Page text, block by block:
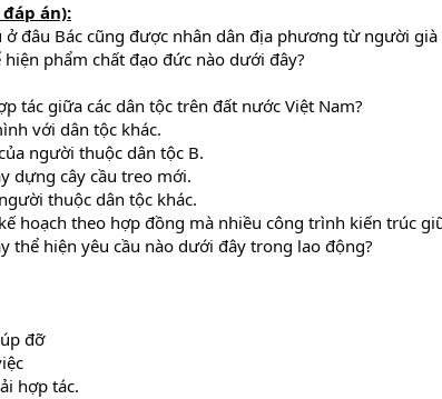
án):
đâu Bác cũng được nhân dân địa phương từ người
phẩm chất đạo đức nào dưới đây?
tác giữa các dân tộc trên đất nước Việt Nam?
với dân tộc khác.
người thuộc dân tộc B.
dựng cây cầu treo mới.
thuộc dân tộc khác.
hoạch theo hợp đồng mà nhiều công trình kiến trúc
thể hiện yêu cầu nào dưới đây trong lao động?
đỡ
hợp tác.